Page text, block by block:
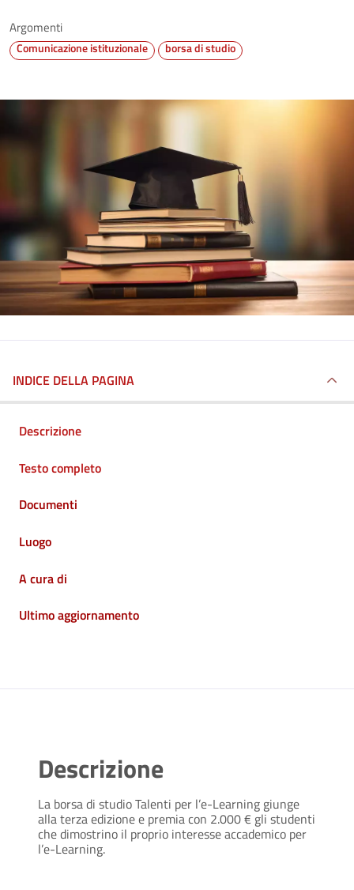
Argomenti
Comunicazione istituzionale borsa di studio
INDICE DELLA PAGINA
Descrizione
Testo completo
Documenti
Luogo
A cura di
Ultimo aggiornamento
Descrizione
La borsa di studio Talenti per l’e-Learning giunge
alla terza edizione e premia con 2.000 € gli studenti
che dimostrino il proprio interesse accademico per
l’e-Learning.